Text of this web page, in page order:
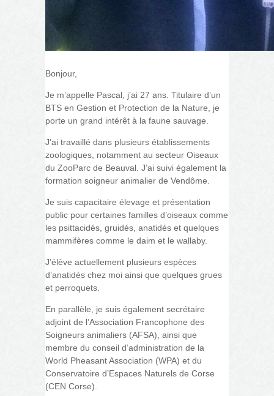
Bonjour,
Je m’appelle Pascal, j’ai 27 ans. Titulaire d’un
BTS en Gestion et Protection de la Nature, je
porte un grand intérêt à la faune sauvage.
J’ai travaillé dans plusieurs établissements
zoologiques, notamment au secteur Oiseaux
du ZooParc de Beauval. J’ai suivi également la
formation soigneur animalier de Vendôme.
Je suis capacitaire élevage et présentation
public pour certaines familles d’oiseaux comme
les psittacidés, gruidés, anatidés et quelques
mammifères comme le daim et le wallaby.
J’élève actuellement plusieurs espèces
d’anatidés chez moi ainsi que quelques grues
et perroquets.
En parallèle, je suis également secrétaire
adjoint de l’Association Francophone des
Soigneurs animaliers (AFSA), ainsi que
membre du conseil d’administration de la
World Pheasant Association (WPA) et du
Conservatoire d’Espaces Naturels de Corse
(CEN Corse).